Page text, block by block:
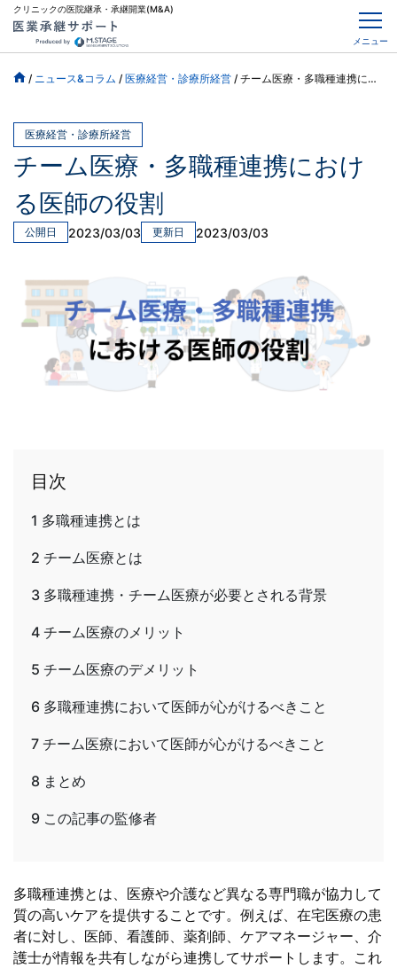
クリニックの医院継承・承継開業(M&A)
メニュー
/ ニュース&コラム / 医療経営・診療所経営 / チーム医療・多職種連携における医師の役割
医療経営・診療所経営
チーム医療・多職種連携におけ
る医師の役割
公開日 2023/03/03 更新日 2023/03/03
目次
1 多職種連携とは
2 チーム医療とは
3 多職種連携・チーム医療が必要とされる背景
4 チーム医療のメリット
5 チーム医療のデメリット
6 多職種連携において医師が心がけるべきこと
7 チーム医療において医師が心がけるべきこと
8 まとめ
9 この記事の監修者
多職種連携とは、医療や介護など異なる専門職が協力して
質の高いケアを提供することです。例えば、在宅医療の患
者に対し、医師、看護師、薬剤師、ケアマネージャー、介
護士が情報を共有しながら連携してサポートします。これ